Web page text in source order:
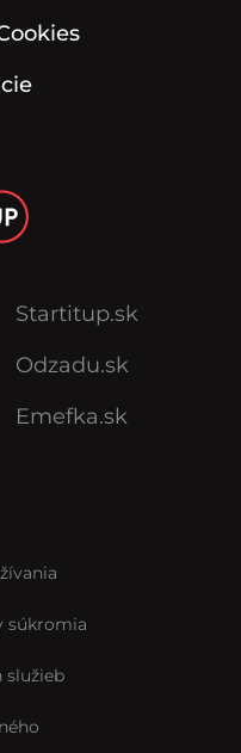
Startitup.sk
Odzadu.sk
Emefka.sk
súkromia
služieb